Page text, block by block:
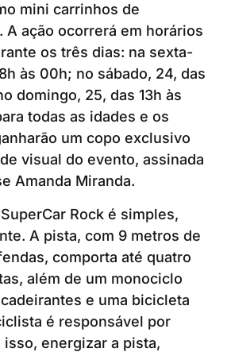
mini carrinhos de
A ação ocorrerá em horários
os três dias: na sexta-
às 00h; no sábado, 24, das
domingo, 25, das 13h às
todas as idades e os
um copo exclusivo
visual do evento, assinada
Amanda Miranda.
Rock é simples,
A pista, com 9 metros de
comporta até quatro
além de um monociclo
e uma bicicleta
é responsável por
isso, energizar a pista,